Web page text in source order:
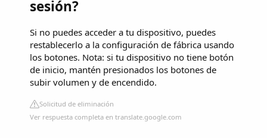
sesión?
Si no puedes acceder a tu dispositivo, puedes
restablecerlo a la configuración de fábrica usando
los botones. Nota: si tu dispositivo no tiene botón
de inicio, mantén presionados los botones de
subir volumen y de encendido.
Solicitud de eliminación
Ver respuesta completa en translate.google.com